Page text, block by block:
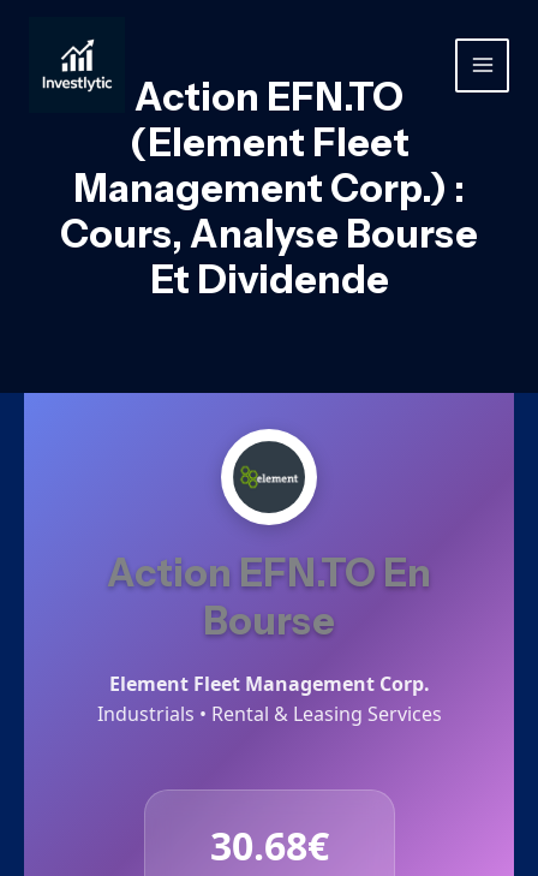
contenu
MAIN
Action EFN.TO
(Element Fleet
Management Corp.) :
Cours, Analyse Bourse
Et Dividende
Action EFN.TO En
Bourse
Element Fleet Management Corp.
Industrials • Rental & Leasing Services
30.68€